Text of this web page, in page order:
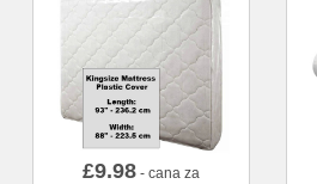
£9.98 - cana za